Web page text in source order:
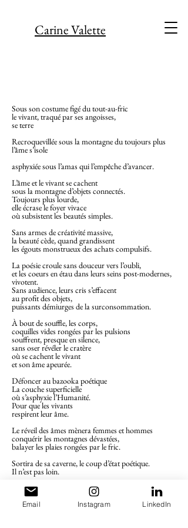
Carine Valette
Sous son costume figé du tout-au-fric
le vivant, traqué par ses angoisses,
se terre
Recroquevillée sous la montagne du toujours plus
l’âme s’isole
asphyxiée sous l’amas qui l’empêche d’avancer.
L’âme et le vivant se cachent
sous la montagne d’objets connectés.
Toujours plus lourde,
elle écrase le foyer vivace
où subsistent les beautés simples.
Sans armes de créativité massive,
la beauté cède, quand grandissent
les égouts monstrueux des achats compulsifs.
La poésie croule sans douceur vers l’oubli,
et les coeurs en étau dans leurs seins post-modernes,
vivotent.
Sans audience, leurs cris s’effacent
au profit des objets,
puissants démiurges de la surconsommation.
À bout de souffle, les corps,
coquilles vides rongées par les pulsions
souffrent, presque en silence,
sans oser révéler le cratère
où se cachent le vivant
et son âme apeurée.
Défoncer au bazooka poétique
La couche superficielle
où s’asphyxie l’Humanité.
Pour que les vivants
respirent leur âme.
Le réveil des âmes mènera femmes et hommes
conquérir les montagnes dévastées,
balayer les plaies rongées par le fric.
Sortira de sa caverne, le coup d’état poétique.
Il n’est pas loin.
Extrait du recueil de
Le réveil de la
Email Instagram LinkedIn